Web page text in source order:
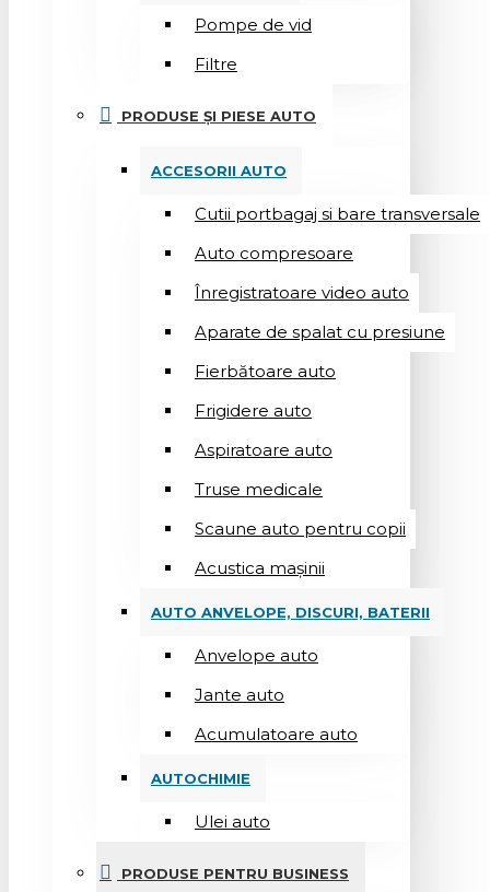
Pompe de vid
Filtre
PRODUSE ȘI PIESE AUTO
ACCESORII AUTO
Cutii portbagaj si bare transversale
Auto compresoare
Înregistratoare video auto
Aparate de spalat cu presiune
Fierbătoare auto
Frigidere auto
Aspiratoare auto
Truse medicale
Scaune auto pentru copii
Acustica mașinii
AUTO ANVELOPE, DISCURI, BATERII
Anvelope auto
Jante auto
Acumulatoare auto
AUTOCHIMIE
Ulei auto
PRODUSE PENTRU BUSINESS